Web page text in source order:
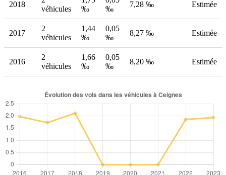
2018
véhicules
‰
‰
7,28 ‰ Estimée
2017
2
véhicules
1,44
‰
0,05
‰
8,27 ‰ Estimée
2016
2
véhicules
1,66
‰
0,05
‰
8,20 ‰ Estimée